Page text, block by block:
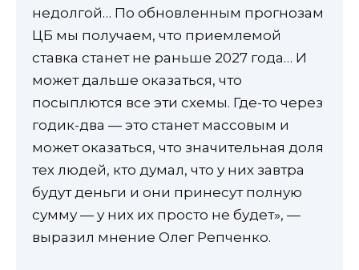
недолгой… По обновленным прогнозам
ЦБ мы получаем, что приемлемой
ставка станет не раньше 2027 года… И
может дальше оказаться, что
посыплются все эти схемы. Где-то через
годик-два — это станет массовым и
может оказаться, что значительная доля
тех людей, кто думал, что у них завтра
будут деньги и они принесут полную
сумму — у них их просто не будет», —
выразил мнение Олег Репченко.